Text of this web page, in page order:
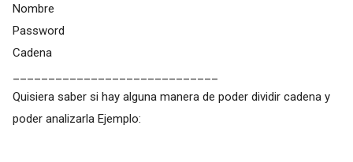
Nombre
Password
Cadena
Quisiera saber si hay alguna manera de poder dividir cadena y
poder analizarla Ejemplo: